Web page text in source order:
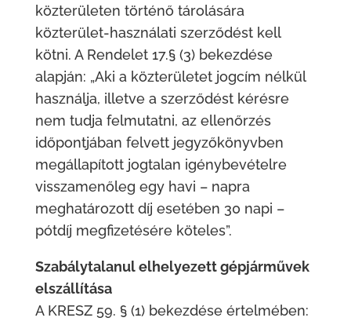
közterületen történő tárolására
közterület-használati szerződést kell
kötni. A Rendelet 17.§ (3) bekezdése
alapján: „Aki a közterületet jogcím nélkül
használja, illetve a szerződést kérésre
nem tudja felmutatni, az ellenőrzés
időpontjában felvett jegyzőkönyvben
megállapított jogtalan igénybevételre
visszamenőleg egy havi – napra
meghatározott díj esetében 30 napi –
pótdíj megfizetésére köteles”.
Szabálytalanul elhelyezett gépjárművek
elszállítása
A KRESZ 59. § (1) bekezdése értelmében: